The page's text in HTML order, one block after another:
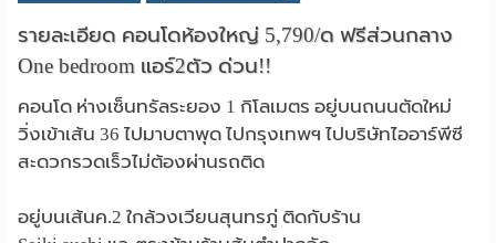
รายละเอียด คอนโดห้องใหญ่ 5,790/ด ฟรีส่วนกลาง
One bedroom แอร์2ตัว ด่วน!!
คอนโด ห่างเซ็นทรัลระยอง 1 กิโลเมตร อยู่บนถนนตัดใหม่
วิ่งเข้าเส้น 36 ไปมาบตาพุด ไปกรุงเทพฯ ไปบริษัทไออาร์พีซี
สะดวกรวดเร็วไม่ต้องผ่านรถติด
อยู่บนเส้นค.2 ใกล้วงเวียนสุนทรภู่ ติดกับร้าน